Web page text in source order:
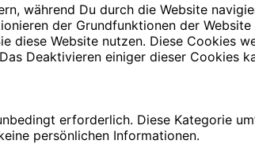
während Du durch die Website
der Grundfunktionen der
diese Website nutzen. Diese Cookies
Deaktivieren einiger dieser Cookies
erforderlich. Diese Kategorie
persönlichen Informationen.